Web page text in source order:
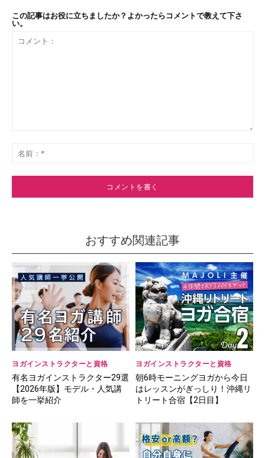
この記事はお役に立ちましたか？よかったらコメントで教えて下さ
い。
ト：
*
おすすめ関連記事
ヨガインストラクターと資格
有名ヨガインストラクター29選
【2026年版】モデル・人気講
師を一挙紹介
ヨガインストラクターと資格
朝6時モーニングヨガから今日
はレッスンがぎっしり！沖縄リ
トリート合宿【2日目】